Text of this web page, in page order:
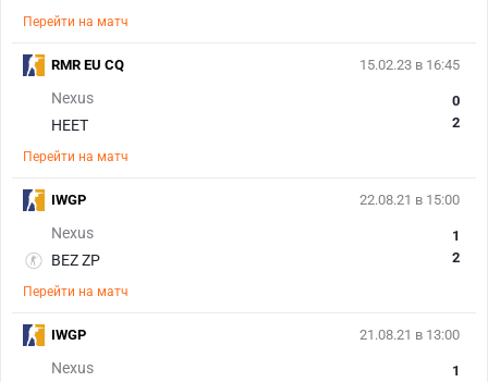
Перейти на матч
15.02.23 в 16:45
Nexus
HEET
0
2
Перейти на матч
RMR EU CQ
22.08.21 в 15:00
Nexus
BEZ ZP
1
2
Перейти на матч
IWGP
21.08.21 в 13:00
Nexus
1
IWGP